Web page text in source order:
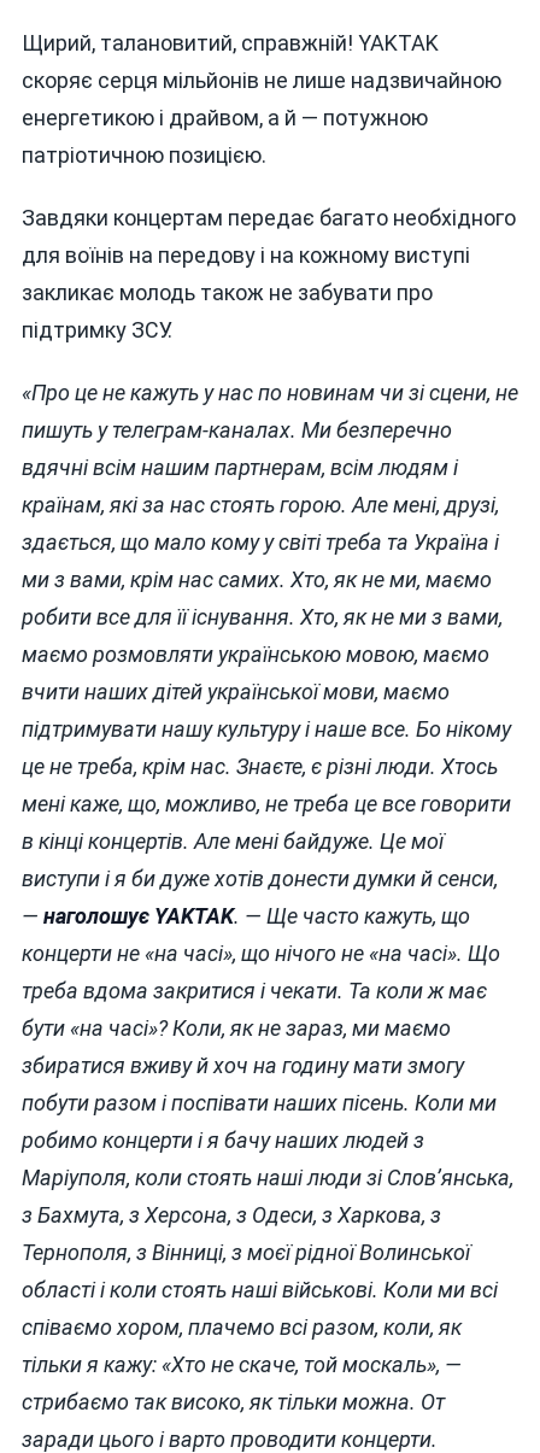
Щирий, талановитий, справжній! YAKTAK
скоряє серця мільйонів не лише надзвичайною
енергетикою і драйвом, а й — потужною
патріотичною позицією.
Завдяки концертам передає багато необхідного
для воїнів на передову і на кожному виступі
закликає молодь також не забувати про
підтримку ЗСУ.
«Про це не кажуть у нас по новинам чи зі сцени, не
пишуть у телеграм-каналах. Ми безперечно
вдячні всім нашим партнерам, всім людям і
країнам, які за нас стоять горою. Але мені, друзі,
здається, що мало кому у світі треба та Україна і
ми з вами, крім нас самих. Хто, як не ми, маємо
робити все для її існування. Хто, як не ми з вами,
маємо розмовляти українською мовою, маємо
вчити наших дітей української мови, маємо
підтримувати нашу культуру і наше все. Бо нікому
це не треба, крім нас. Знаєте, є різні люди. Хтось
мені каже, що, можливо, не треба це все говорити
в кінці концертів. Але мені байдуже. Це мої
виступи і я би дуже хотів донести думки й сенси,
— наголошує YAKTAK. — Ще часто кажуть, що
концерти не «на часі», що нічого не «на часі». Що
треба вдома закритися і чекати. Та коли ж має
бути «на часі»? Коли, як не зараз, ми маємо
збиратися вживу й хоч на годину мати змогу
побути разом і поспівати наших пісень. Коли ми
робимо концерти і я бачу наших людей з
Маріуполя, коли стоять наші люди зі Слов’янська,
з Бахмута, з Херсона, з Одеси, з Харкова, з
Тернополя, з Вінниці, з моєї рідної Волинської
області і коли стоять наші військові. Коли ми всі
співаємо хором, плачемо всі разом, коли, як
тільки я кажу: «Хто не скаче, той москаль», —
стрибаємо так високо, як тільки можна. От
заради цього і варто проводити концерти.